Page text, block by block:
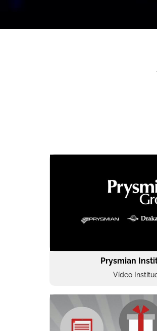
Prysmian
Vídeo